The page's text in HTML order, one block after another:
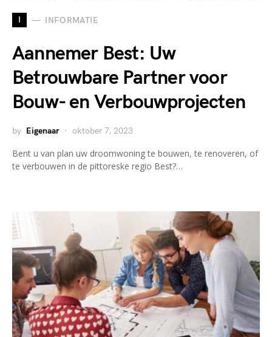
I INFORMATIE
Aannemer Best: Uw
Betrouwbare Partner voor
Bouw- en Verbouwprojecten
by Eigenaar oktober 7, 2023
Bent u van plan uw droomwoning te bouwen, te renoveren, of
te verbouwen in de pittoreske regio Best?…